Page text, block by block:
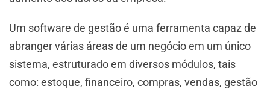
Um software de gestão é uma ferramenta capaz de
abranger várias áreas de um negócio em um único
sistema, estruturado em diversos módulos, tais
como: estoque, financeiro, compras, vendas, gestão